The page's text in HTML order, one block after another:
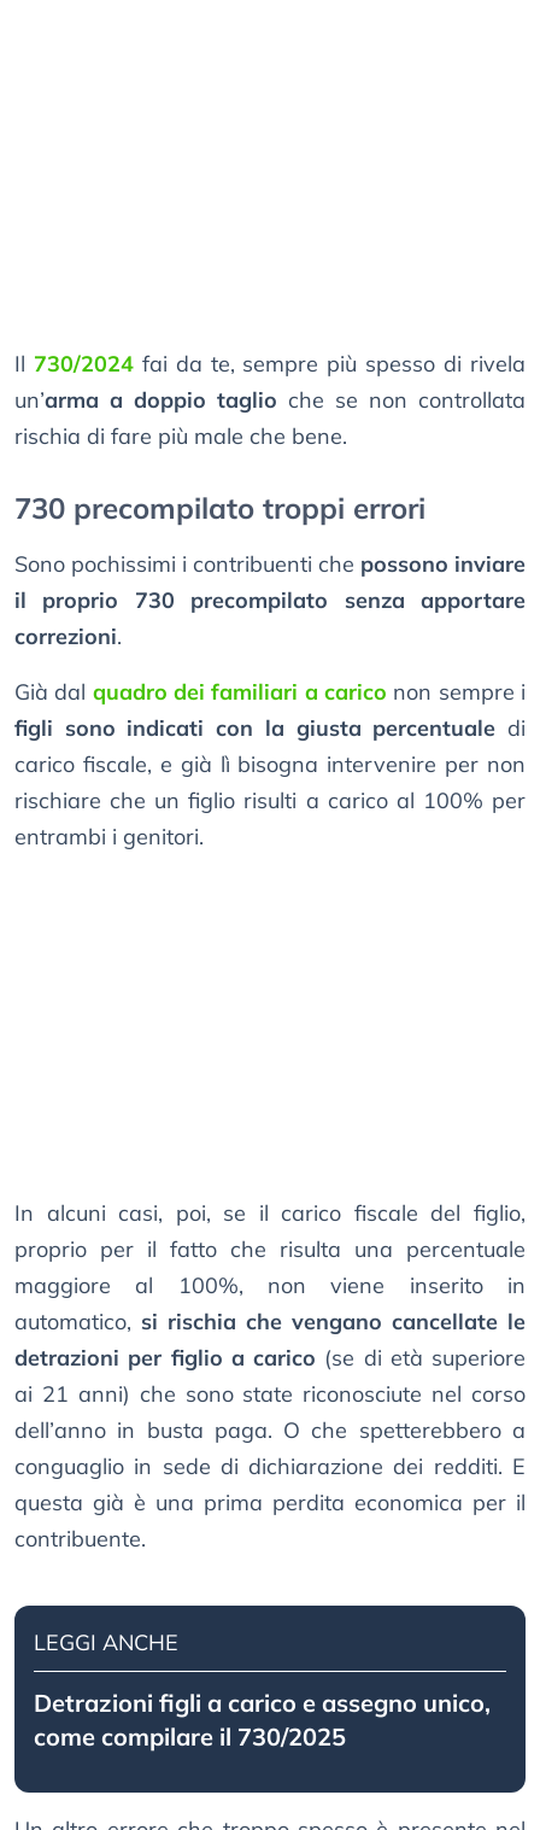
Il 730/2024fai da te, sempre più spesso di rivela
un’arma a doppio taglio che se non controllata
rischia di fare più male che bene.
730 precompilato troppi errori
Sono pochissimi i contribuenti che possono inviare
il proprio 730 precompilato senza apportare
correzioni.
Già dal quadro dei familiari a carico non sempre i
figli sono indicati con la giusta percentuale di
carico fiscale, e già lì bisogna intervenire per non
rischiare che un figlio risulti a carico al 100% per
entrambi i genitori.
In alcuni casi, poi, se il carico fiscale del figlio,
proprio per il fatto che risulta una percentuale
maggiore al 100%, non viene inserito in
automatico, si rischia che vengano cancellate le
detrazioni per figlio a carico (se di età superiore
ai 21 anni) che sono state riconosciute nel corso
dell’anno in busta paga. O che spetterebbero a
conguaglio in sede di dichiarazione dei redditi. E
questa già è una prima perdita economica per il
contribuente.
LEGGI ANCHE
Detrazioni figli a carico e assegno unico,
come compilare il 730/2025